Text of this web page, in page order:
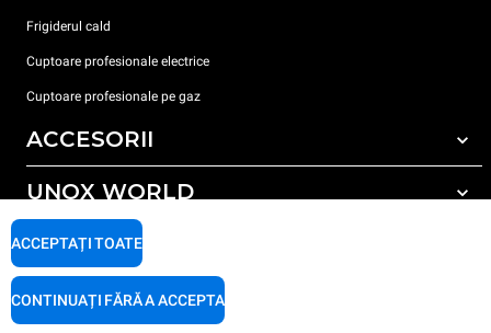
Frigiderul cald
Cuptoare profesionale electrice
Cuptoare profesionale pe gaz
ACCESORII
Toate accesoriile
Detergent pentru spălarea automată
Detergent pentru spălarea manuală
Tratarea apei cu filtru de rășină
UNOX WORLD
Sediile noastre în lume
SUPORT
Garanția Unox
ACCEPTAȚI TOATE
CONTINUAȚI FĂRĂ A ACCEPTA